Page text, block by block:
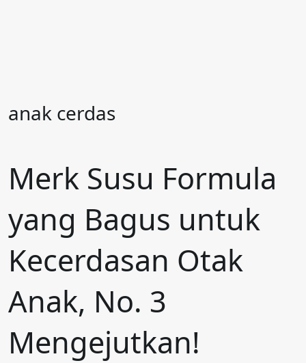
anak cerdas
Merk Susu Formula
yang Bagus untuk
Kecerdasan Otak
Anak, No. 3
Mengejutkan!